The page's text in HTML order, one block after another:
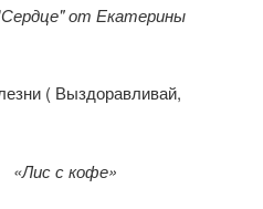
Сердце" от Екатерины
( Выздоравливай,
«Лис с кофе»